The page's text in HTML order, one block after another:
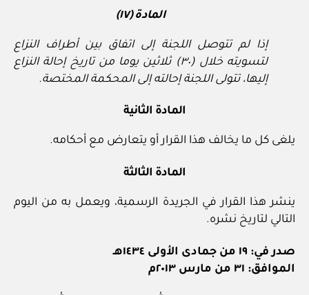
المادة (١٧)
إذا لم تتوصل اللجنة إلى اتفاق بين أطراف النزاع
لتسويته خلال (٣٠) ثلاثين يوما من تاريخ إحالة النزاع
إليها، تتولى اللجنة إحالته إلى المحكمة المختصة.
المادة الثانية
يلغى كل ما يخالف هذا القرار أو يتعارض مع أحكامه.
المادة الثالثة
ينشر هذا القرار في الجريدة الرسمية، ويعمل به من اليوم
التالي لتاريخ نشره.
صدر في: ١٩ من جمادى الأولى ١٤٣٤هـ
الموافق: ٣١ من مارس ٢٠١٣م